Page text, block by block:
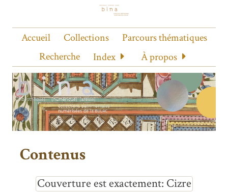
Accueil Collections
Parcours thématiques
Recherche
Index À propos
Contenus
Couverture est exactement Cizre